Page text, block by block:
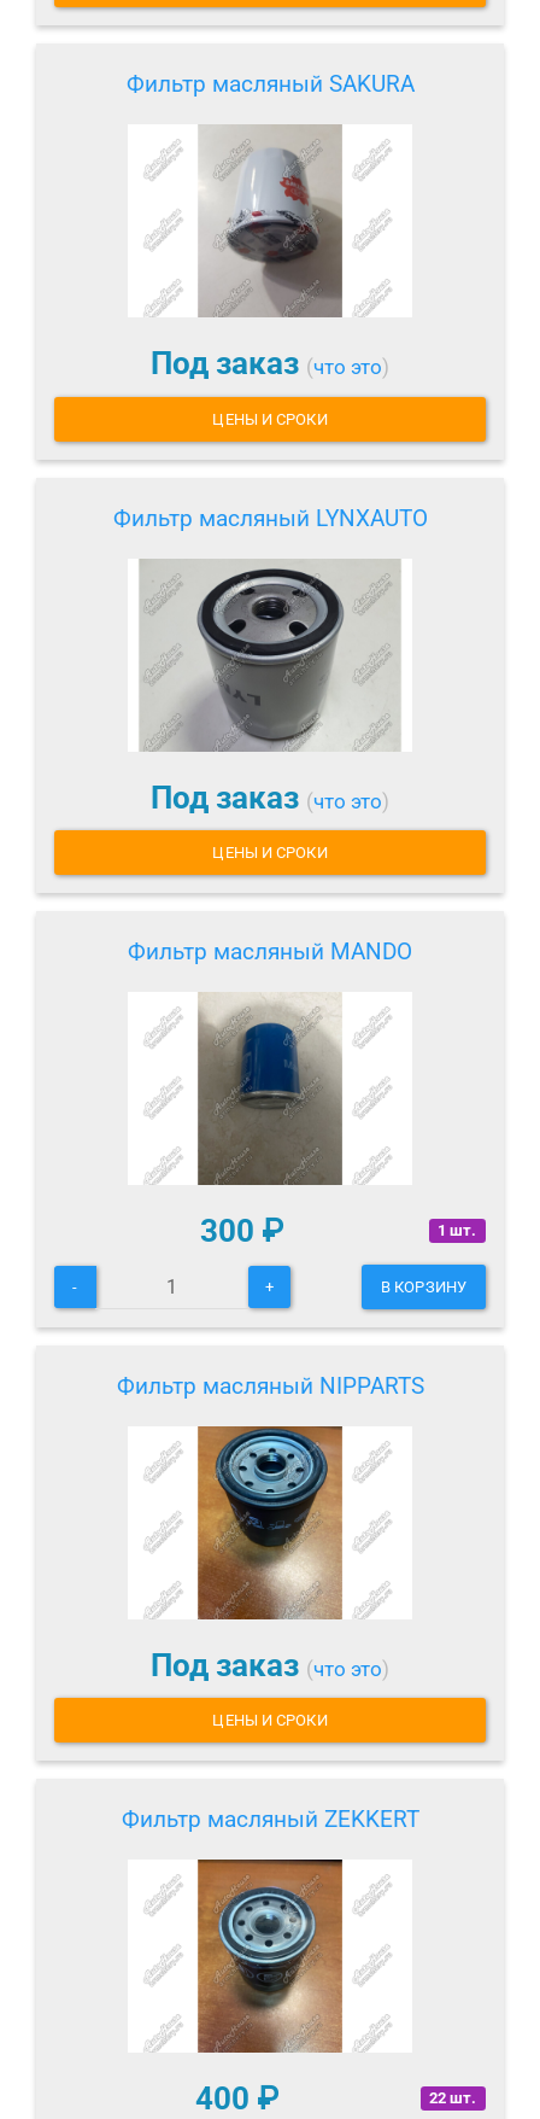
Фильтр масляный SAKURA
Под заказ (что это)
ЦЕНЫ И СРОКИ
Фильтр масляный LYNXAUTO
Под заказ (что это)
ЦЕНЫ И СРОКИ
Фильтр масляный MANDO
1 шт.
300 ₽
- + В КОРЗИНУ
Фильтр масляный NIPPARTS
Под заказ (что это)
ЦЕНЫ И СРОКИ
Фильтр масляный ZEKKERT
22 шт.
400 ₽